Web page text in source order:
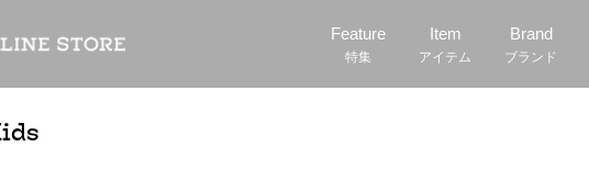
Feature
特集
Item
アイテム
Brand
ブランド